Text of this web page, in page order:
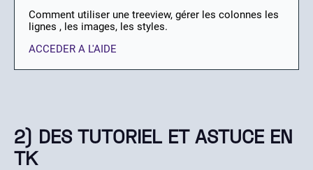
Comment utiliser une treeview, gérer les colonnes les
lignes , les images, les styles.
ACCEDER A L'AIDE
2) DES TUTORIEL ET ASTUCE EN
TK